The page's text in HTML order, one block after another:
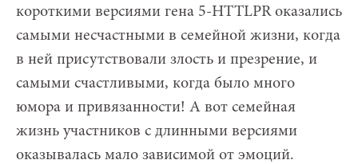
короткими версиями гена 5-HTTLPR оказались
самыми несчастными в семейной жизни, когда
в ней присутствовали злость и презрение, и
самыми счастливыми, когда было много
юмора и привязанности! А вот семейная
жизнь участников с длинными версиями
оказывалась мало зависимой от эмоций.